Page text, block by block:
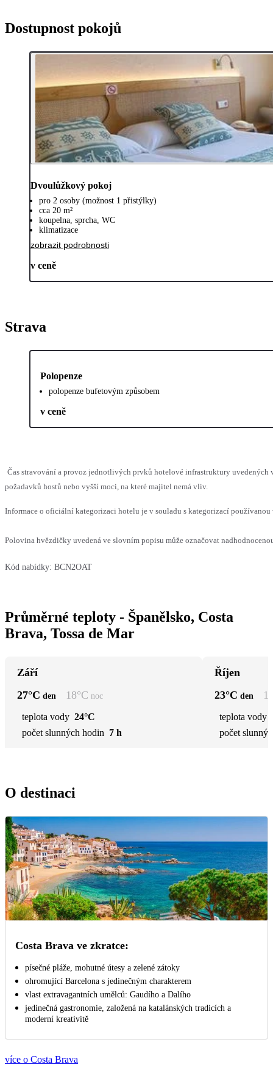
Dostupnost pokojů
Dvoulůžkový pokoj
pro 2 osoby (možnost 1 přistýlky)
cca 20 m²
koupelna, sprcha, WC
klimatizace
zobrazit podrobnosti
v ceně
Strava
Polopenze
polopenze bufetovým způsobem
v ceně
Čas stravování a provoz jednotlivých prvků hotelové infrastruktury uvedených
požadavků hostů nebo vyšší moci, na které majitel nemá vliv.
Informace o oficiální kategorizaci hotelu je v souladu s kategorizací
Polovina hvězdičky uvedená ve slovním popisu může označovat
Kód nabídky: BCN2OAT
Průměrné teploty - Španělsko, Costa
Brava, Tossa de Mar
Září
27°C den 18°C noc
teplota vody 24°C
počet slunných hodin 7 h
Říjen
23°C den
teplota vody
počet
O destinaci
Costa Brava ve zkratce:
písečné pláže, mohutné útesy a zelené zátoky
ohromující Barcelona s jedinečným charakterem
vlast extravagantních umělců: Gaudího a Dalího
jedinečná gastronomie, založená na katalánských tradicích a
moderní kreativitě
více o Costa Brava